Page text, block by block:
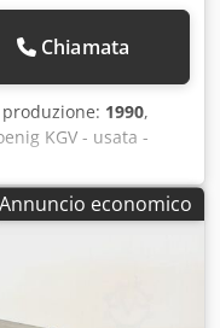
Chiamata
1990,
KGV - usata -
file - capacità
Rex -
Iopfx Af Eef -
- buone condizioni
da parte
Annuncio economico